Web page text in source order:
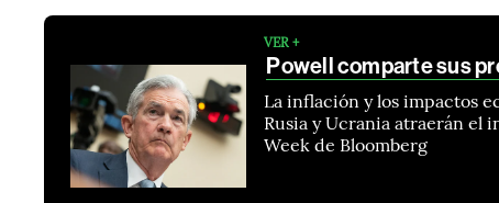
VER +
Powell comparte sus
La inflación y los impactos
Rusia y Ucrania atraerán el
Week de Bloomberg